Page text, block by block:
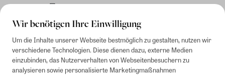
Wir benötigen Ihre Einwilligung
Um die Inhalte unserer Webseite bestmöglich zu gestalten, nutzen wir
verschiedene Technologien. Diese dienen dazu, externe Medien
einzubinden, das Nutzerverhalten von Webseitenbesuchern zu
analysieren sowie personalisierte Marketingmaßnahmen
Rechnung